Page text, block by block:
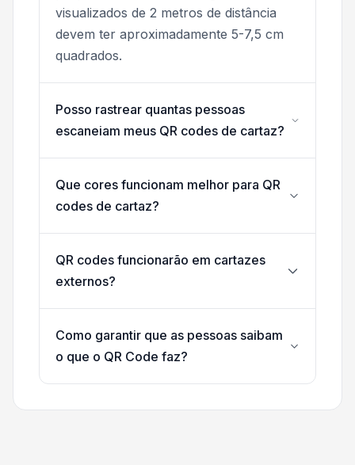
visualizados de 2 metros de distância
devem ter aproximadamente 5-7,5 cm
quadrados.
Posso rastrear quantas pessoas
escaneiam meus QR codes de cartaz?
Que cores funcionam melhor para QR
codes de cartaz?
QR codes funcionarão em cartazes
externos?
Como garantir que as pessoas saibam
o que o QR Code faz?